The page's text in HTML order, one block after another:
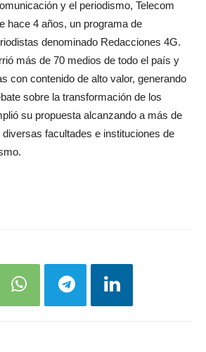
y el periodismo, Telecom
hace 4 años, un programa de
denominado Redacciones 4G.
más de 70 medios de todo el país y
con contenido de alto valor, generando
sobre la transformación de los
su propuesta alcanzando a más de
facultades e instituciones de